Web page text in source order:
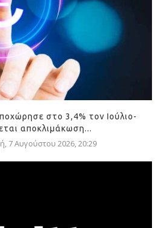
στο 3,4% τον Ιούλιο-
αποκλιμάκωση...
7 Αυγούστου 2026, 20:29